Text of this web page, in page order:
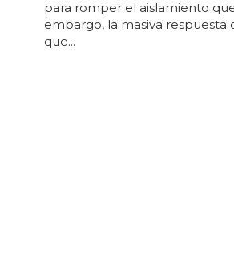
para romper el aislamiento
embargo, la masiva respuesta
que...